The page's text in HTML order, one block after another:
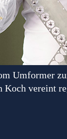
Umformer
vereint